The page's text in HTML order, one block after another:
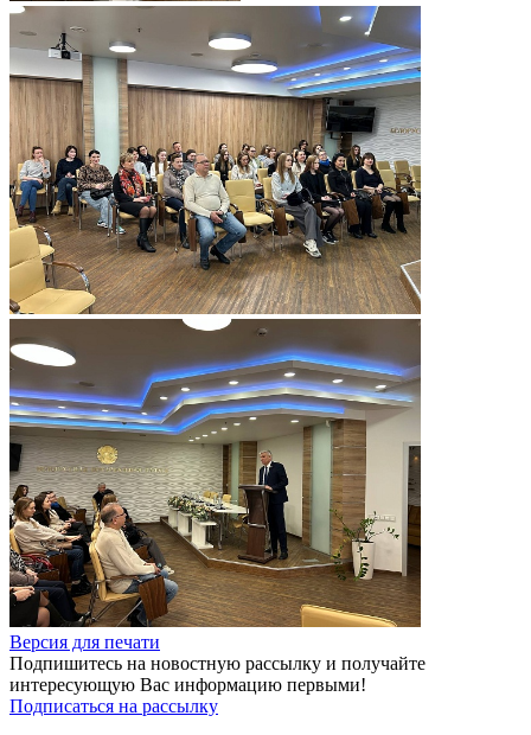
Версия для печати
Подпишитесь на новостную рассылку и получайте
интересующую Вас информацию первыми!
Подписаться на рассылку